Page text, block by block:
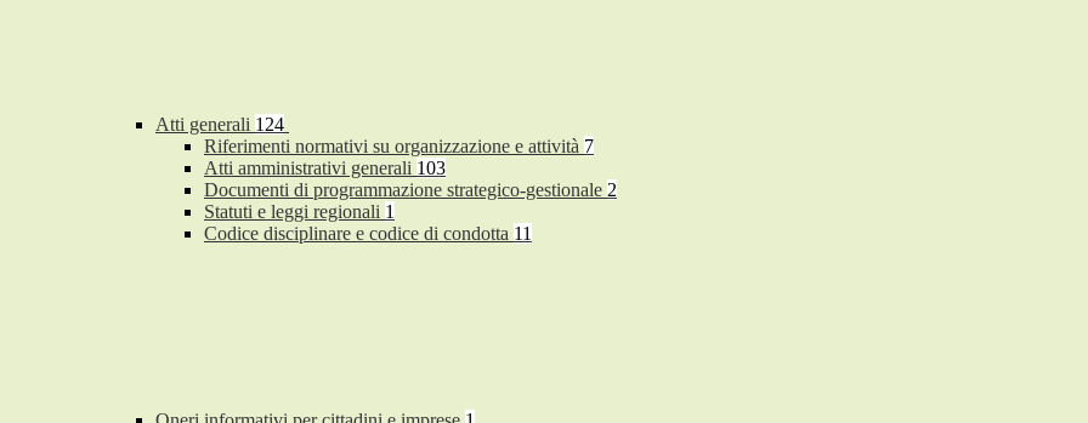
Atti generali 124
Riferimenti normativi su organizzazione e attività 7
Atti amministrativi generali 103
Documenti di programmazione strategico-gestionale 2
Statuti e leggi regionali 1
Codice disciplinare e codice di condotta 11